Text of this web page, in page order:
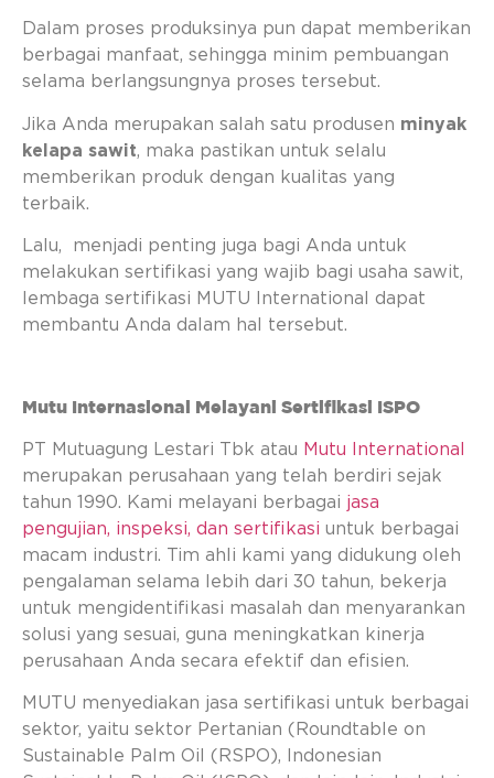
Dalam proses produksinya pun dapat memberikan
berbagai manfaat, sehingga minim pembuangan
selama berlangsungnya proses tersebut.
Jika Anda merupakan salah satu produsen minyak
kelapa sawit, maka pastikan untuk selalu
memberikan produk dengan kualitas yang
terbaik.
Lalu, menjadi penting juga bagi Anda untuk
melakukan sertifikasi yang wajib bagi usaha sawit,
lembaga sertifikasi MUTU International dapat
membantu Anda dalam hal tersebut.
Mutu Internasional Melayani Sertifikasi ISPO
PT Mutuagung Lestari Tbk atau Mutu International
merupakan perusahaan yang telah berdiri sejak
tahun 1990. Kami melayani berbagai jasa
pengujian, inspeksi, dan sertifikasi untuk berbagai
macam industri. Tim ahli kami yang didukung oleh
pengalaman selama lebih dari 30 tahun, bekerja
untuk mengidentifikasi masalah dan menyarankan
solusi yang sesuai, guna meningkatkan kinerja
perusahaan Anda secara efektif dan efisien.
MUTU menyediakan jasa sertifikasi untuk berbagai
sektor, yaitu sektor Pertanian (Roundtable on
Sustainable Palm Oil (RSPO), Indonesian